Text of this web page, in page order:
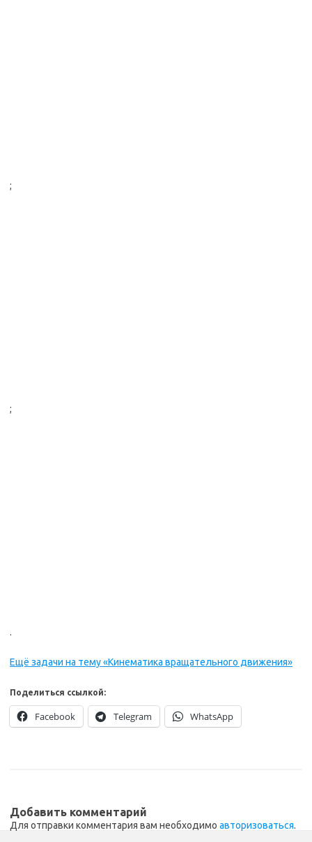
;
;
.
Ещё задачи на тему «Кинематика вращательного движения»
Поделиться ссылкой:
Facebook Telegram WhatsApp
Добавить комментарий
Для отправки комментария вам необходимо авторизоваться.